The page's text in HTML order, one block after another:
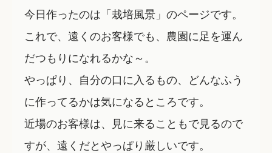
今日作ったのは「栽培風景」のページです。
これで、遠くのお客様でも、農園に足を運ん
だつもりになれるかな～。
やっぱり、自分の口に入るもの、どんなふう
に作ってるかは気になるところです。
近場のお客様は、見に来ることもで見るので
すが、遠くだとやっぱり厳しいです。